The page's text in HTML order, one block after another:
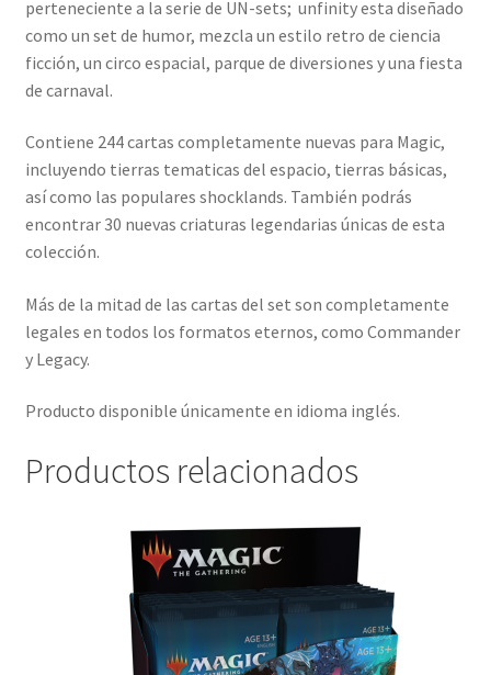
perteneciente a la serie de UN-sets; unfinity esta diseñado
como un set de humor, mezcla un estilo retro de ciencia
ficción, un circo espacial, parque de diversiones y una fiesta
de carnaval.
Contiene 244 cartas completamente nuevas para Magic,
incluyendo tierras tematicas del espacio, tierras básicas,
así como las populares shocklands. También podrás
encontrar 30 nuevas criaturas legendarias únicas de esta
colección.
Más de la mitad de las cartas del set son completamente
legales en todos los formatos eternos, como Commander
y Legacy.
Producto disponible únicamente en idioma inglés.
Productos relacionados